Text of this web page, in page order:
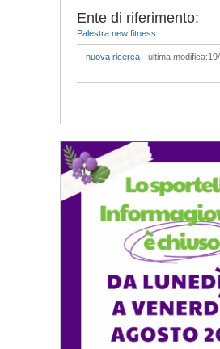
Ente di riferimento:
Palestra new fitness
nuova ricerca - ultima